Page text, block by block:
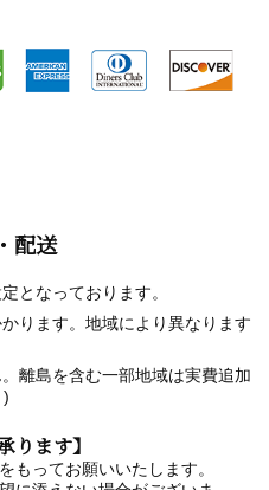
配送
となっております。
ります。地域により異なります
離島を含む一部地域は実費追加
)
ります】
もってお願いいたします。